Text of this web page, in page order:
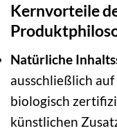
Kernvorteile
Natürliche
ausschließlich
biologisch
künstlichen